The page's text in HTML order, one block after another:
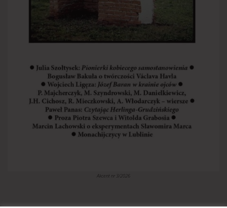
Akcent nr 3/2026